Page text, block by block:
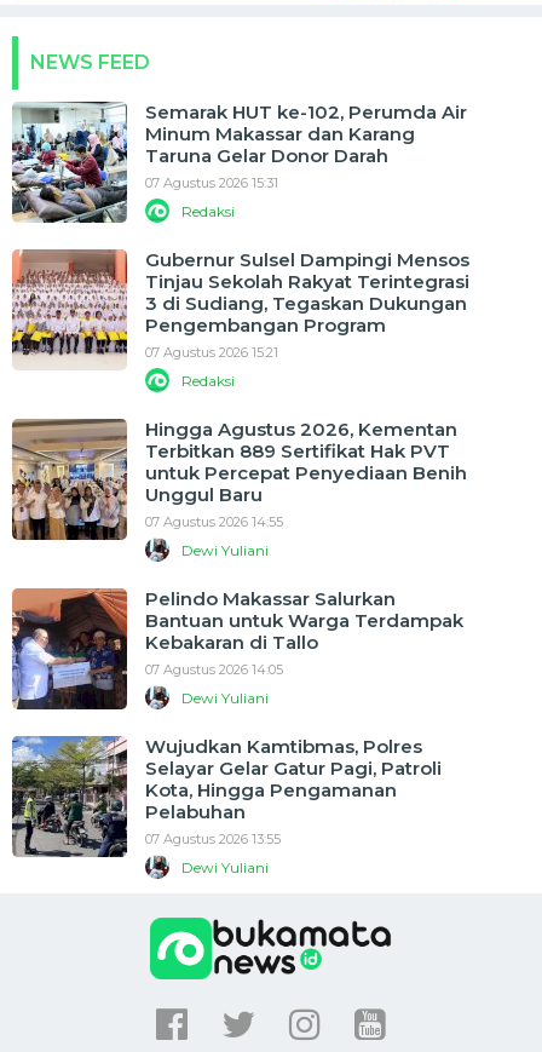
NEWS FEED
Semarak HUT ke-102, Perumda Air
Minum Makassar dan Karang
Taruna Gelar Donor Darah
07 Agustus 2026 15:31
Redaksi
Gubernur Sulsel Dampingi Mensos
Tinjau Sekolah Rakyat Terintegrasi
3 di Sudiang, Tegaskan Dukungan
Pengembangan Program
07 Agustus 2026 15:21
Redaksi
Hingga Agustus 2026, Kementan
Terbitkan 889 Sertifikat Hak PVT
untuk Percepat Penyediaan Benih
Unggul Baru
07 Agustus 2026 14:55
Dewi Yuliani
Pelindo Makassar Salurkan
Bantuan untuk Warga Terdampak
Kebakaran di Tallo
07 Agustus 2026 14:05
Dewi Yuliani
Wujudkan Kamtibmas, Polres
Selayar Gelar Gatur Pagi, Patroli
Kota, Hingga Pengamanan
Pelabuhan
07 Agustus 2026 13:55
Dewi Yuliani